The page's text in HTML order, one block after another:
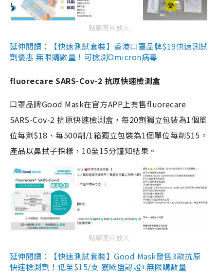
點擊圖片放大
延伸閱讀：【快速測試套裝】香港口罩品牌$19快速測試
劑優惠 無限購數量！可檢測Omicron病毒
fluorecare SARS-Cov-2 抗原快速檢測盒
口罩品牌Good Mask在官方APP上有售fluorecare
SARS-Cov-2 抗原快速檢測盒，每20劑獨立包裝為1個單
位每劑$18、每500劑/1箱獨立包裝為1個單位每劑$15。
產品以鼻拭子採樣，10至15分鐘知結果。
點擊圖片放大
延伸閱讀：【快速測試套裝】Good Mask發售3款抗原
快速檢測劑！低至$15/支 獲歐盟認證+無限購數量